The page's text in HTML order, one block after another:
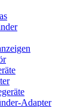
Adapter